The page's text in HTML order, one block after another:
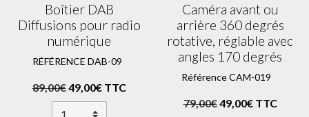
Boîtier DAB
Diffusions pour radio
numérique
RÉFÉRENCE DAB-09
89,00€49,00€ TTC
Caméra avant ou
arrière 360 degrés
rotative, réglable avec
angles 170 degrés
Référence CAM-019
79,00€49,00€ TTC